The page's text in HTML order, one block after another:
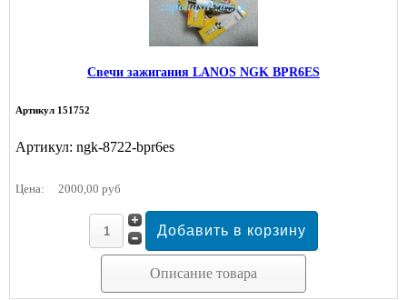
Свечи зажигания LANOS NGK BPR6ES
Артикул 151752
Артикул: ngk-8722-bpr6es
Цена: 2000,00 руб
Описание товара